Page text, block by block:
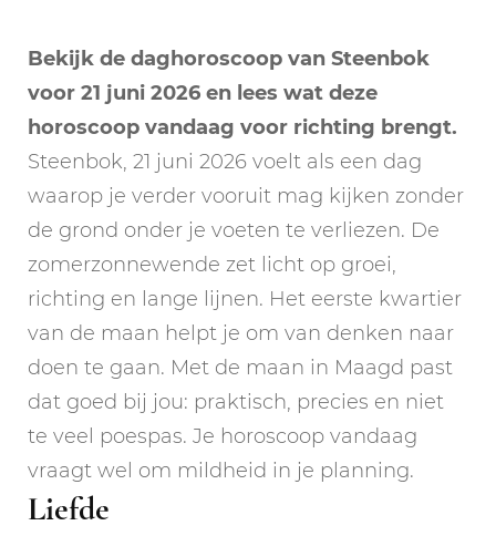
Bekijk de daghoroscoop van Steenbok
voor 21 juni 2026 en lees wat deze
horoscoop vandaag voor richting brengt.
Steenbok, 21 juni 2026 voelt als een dag
waarop je verder vooruit mag kijken zonder
de grond onder je voeten te verliezen. De
zomerzonnewende zet licht op groei,
richting en lange lijnen. Het eerste kwartier
van de maan helpt je om van denken naar
doen te gaan. Met de maan in Maagd past
dat goed bij jou: praktisch, precies en niet
te veel poespas. Je horoscoop vandaag
vraagt wel om mildheid in je planning.
Liefde